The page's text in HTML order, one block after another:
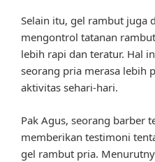
Selain itu, gel rambut juga
mengontrol tatanan
lebih rapi dan teratur. Hal
seorang pria merasa lebih
aktivitas sehari-hari.
Pak Agus, seorang barber
memberikan testimoni
gel rambut pria.